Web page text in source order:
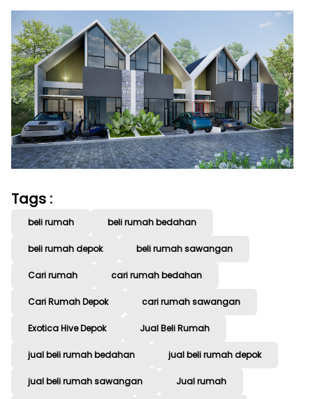
Tags :
beli rumah beli rumah bedahan
beli rumah depok beli rumah sawangan
Cari rumah cari rumah bedahan
Cari Rumah Depok cari rumah sawangan
Exotica Hive Depok Jual Beli Rumah
jual beli rumah bedahan jual beli rumah depok
jual beli rumah sawangan Jual rumah